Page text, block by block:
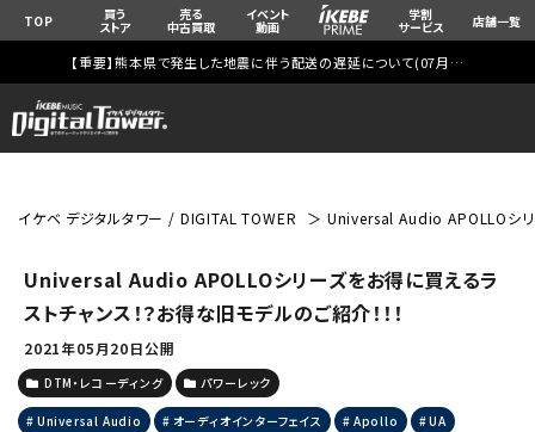
TOP 買う
ストア
売る
中古買取
イベント
動画
学割
サービス 店舗一覧
【重要】熊本県で発生した地震に伴う配送の遅延について(07月29日
イケベ デジタルタワー / DIGITAL TOWER Universal Audio APOLLOシリ
Universal Audio APOLLOシリーズをお得に買えるラ
ストチャンス！？お得な旧モデルのご紹介！！！
2021年05月20日公開
DTM・レコーディング パワーレック
Universal Audio オーディオインターフェイス Apollo UA